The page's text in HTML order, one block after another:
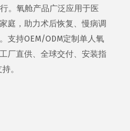
。氧舱产品广泛应用于医
庭，助力术后恢复、慢病调
支持OEM/ODM定制单人氧
厂直供、全球交付、安装指
。